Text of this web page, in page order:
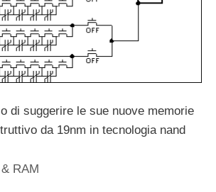
di suggerire le sue nuove memorie
da 19nm in tecnologia nand
RAM